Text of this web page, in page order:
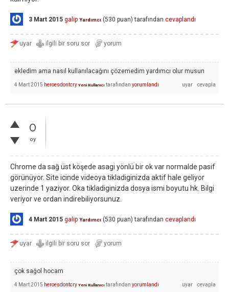
3 Mart 2015 galip Yardımcı (530 puan) tarafından cevaplandı
ekledim ama nasıl kullanılacağını çözemedim yardımcı olur musun
4 Mart 2015 heroesdontcry Yeni Kullanıcı tarafından yorumlandı
0
oy
Chrome da sağ üst köşede asagi yönlü bir ok var normalde pasif
görünüyor. Site icinde videoya tikladiginizda aktif hale geliyor
uzerinde 1 yaziyor. Oka tikladiginizda dosya ismi boyutu hk. Bilgi
veriyor ve ordan indirebiliyorsunuz.
4 Mart 2015 galip Yardımcı (530 puan) tarafından cevaplandı
çok sağol hocam
4 Mart 2015 heroesdontcry Yeni Kullanıcı tarafından yorumlandı